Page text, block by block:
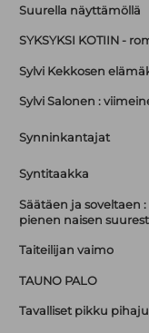
Suurella näyttämöllä
SYKSYKSI KOTIIN -
Sylvi Kekkosen
Sylvi Salonen :
Synninkantajat
Syntitaakka
Säätäen ja soveltaen
pienen naisen
Taiteilijan vaimo
TAUNO PALO
Tavalliset pikku